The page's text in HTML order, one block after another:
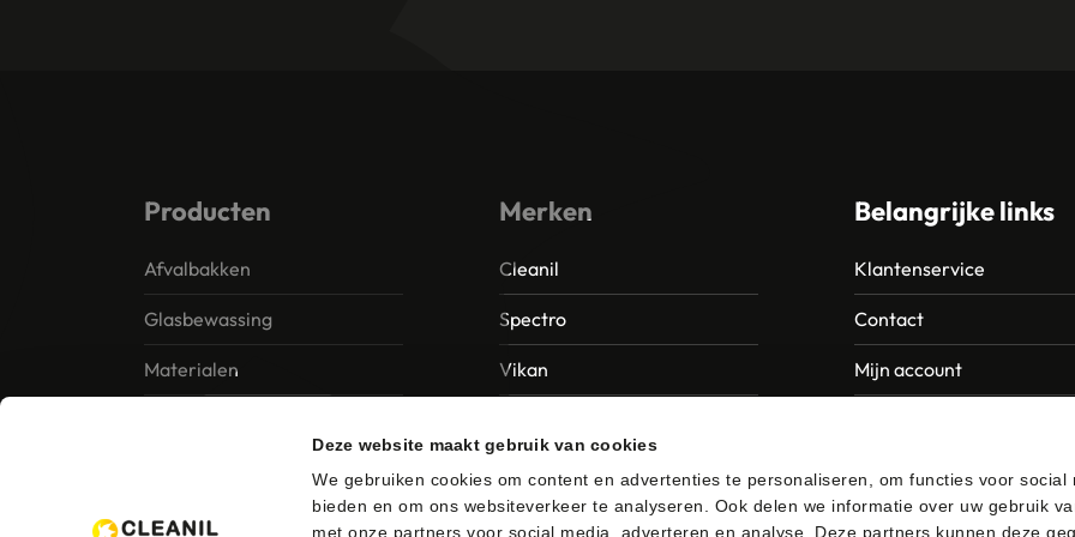
Deze website maakt gebruik van cookies
We gebruiken cookies om content en advertenties te personaliseren, om functies voor social
bieden en om ons websiteverkeer te analyseren. Ook delen we informatie over uw gebruik
met onze partners voor social media, adverteren en analyse. Deze partners kunnen deze
Producten
Afvalbakken
Glasbewassing
Materialen
Merken
Cleanil
Spectro
Vikan
Unger
Belangrijke links
Klantenservice
Contact
Mijn account